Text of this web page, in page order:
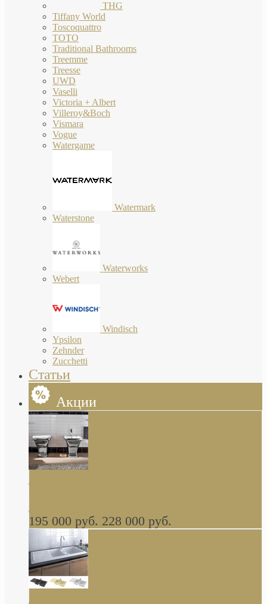
THG
Tiffany World
Toscoquattro
TOTO
Traditional Bathrooms
Treemme
Treesse
UWD
Vaselli
Victoria + Albert
Villeroy&Boch
Vismara
Vogue
Watergame
Watermark
Waterstone
Waterworks
Webert
Windisch
Ypsilon
Zehnder
Zucchetti
Статьи
Акции
Butterfly Scarabeo КОМПЛЕКТ санфаянса
глянцевая платина В НАЛИЧИИ
195 000 руб. 228 000 руб.